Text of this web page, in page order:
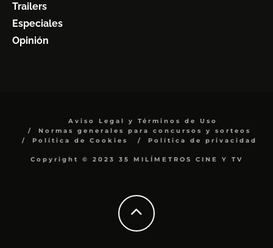
Trailers
Especiales
Opinión
Aviso Legal y Términos de Uso
Normas generales para concursos y sorteos
Política de Cookies
Política de privacidad
Copyright © 2023 35 MILÍMETROS CINE Y TV